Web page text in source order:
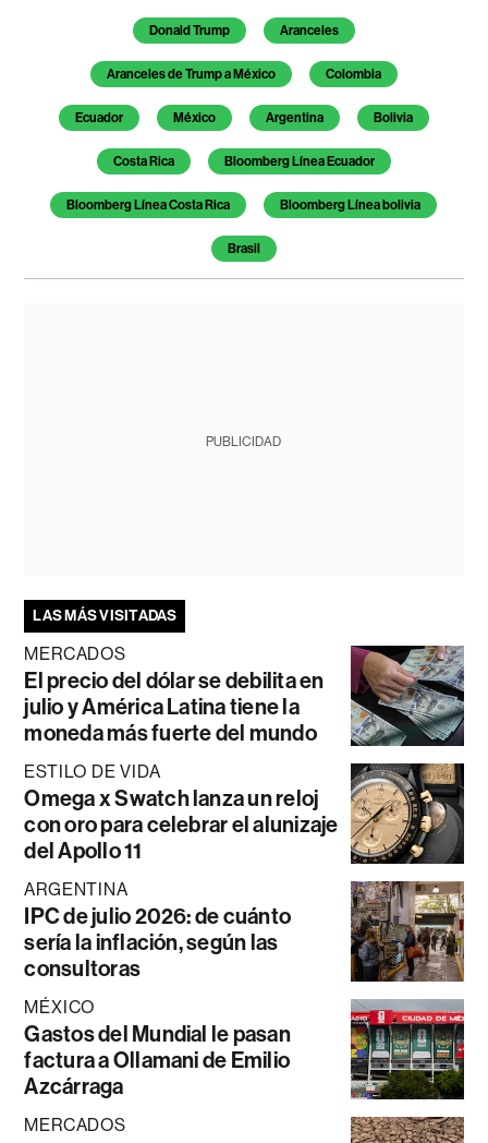
Donald Trump Aranceles
Aranceles de Trump a México Colombia
Ecuador México Argentina Bolivia
Costa Rica Bloomberg Línea Ecuador
Bloomberg Línea Costa Rica Bloomberg Línea bolivia
Brasil
PUBLICIDAD
LAS MÁS VISITADAS
MERCADOS
El precio del dólar se debilita en
julio y América Latina tiene la
moneda más fuerte del mundo
ESTILO DE VIDA
Omega x Swatch lanza un reloj
con oro para celebrar el alunizaje
del Apollo 11
ARGENTINA
IPC de julio 2026: de cuánto
sería la inflación, según las
consultoras
MÉXICO
Gastos del Mundial le pasan
factura a Ollamani de Emilio
Azcárraga
MERCADOS